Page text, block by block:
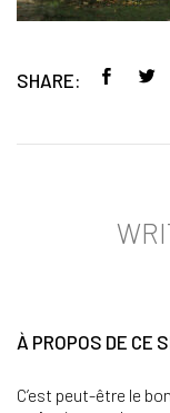
SHARE:
À PROPOS DE CE
C’est peut-être le